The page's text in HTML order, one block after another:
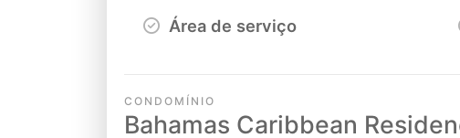
Área de serviço
CONDOMÍNIO
Bahamas Caribbean